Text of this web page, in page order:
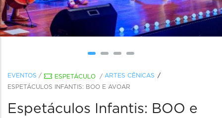
EVENTOS / ESPETÁCULO / ARTES CÊNICAS
ESPETÁCULOS INFANTIS: BOO E AVOAR
Espetáculos Infantis: BOO e